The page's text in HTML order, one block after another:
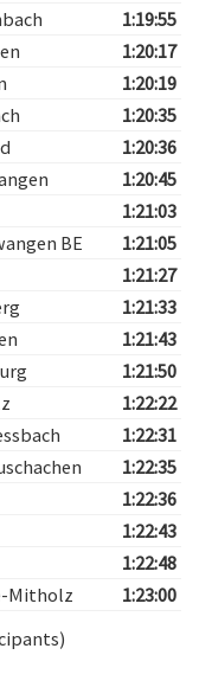
1:19:55
1:20:17
1:20:19
1:20:35
1:20:36
1:20:45
1:21:03
BE
1:21:05
1:21:27
1:21:33
1:21:43
1:21:50
1:22:22
1:22:31
1:22:35
1:22:36
1:22:43
1:22:48
Mitholz
1:23:00